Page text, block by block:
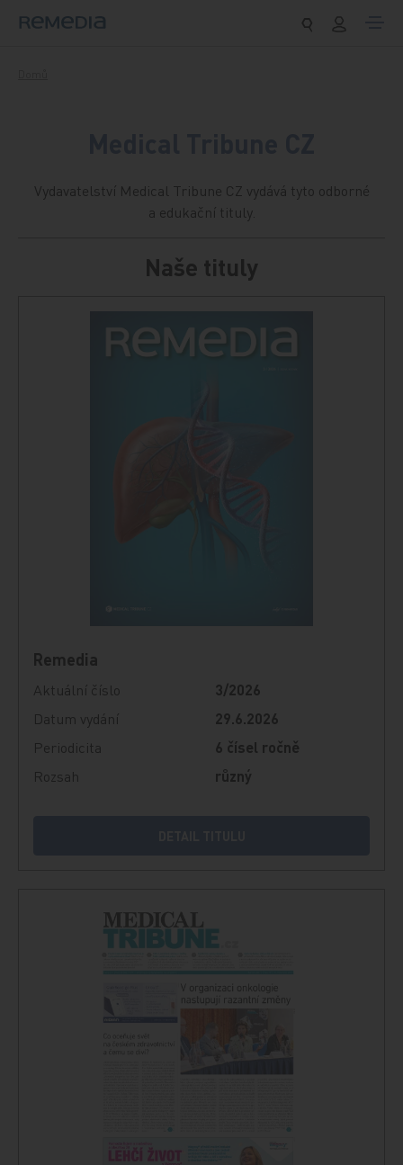
Vydavatelství Medical Tribune CZ vydává tyto odborné
a edukační tituly.
Naše tituly
Remedia
Aktuální číslo
3/2026
Datum vydání
29.6.2026
Periodicita
6 čísel ročně
Rozsah
různý